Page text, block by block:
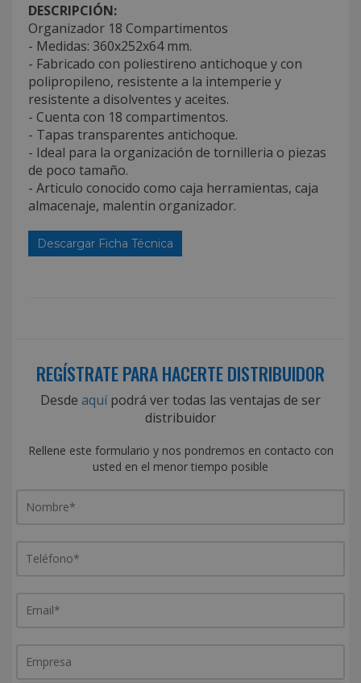
DESCRIPCIÓN:
Organizador 18 Compartimentos
- Medidas: 360x252x64 mm.
- Fabricado con poliestireno antichoque y con
polipropileno, resistente a la intemperie y
resistente a disolventes y aceites.
- Cuenta con 18 compartimentos.
- Tapas transparentes antichoque.
- Ideal para la organización de tornilleria o piezas
de poco tamaño.
- Articulo conocido como caja herramientas, caja
almacenaje, malentin organizador.
Descargar Ficha Técnica
REGÍSTRATE PARA HACERTE DISTRIBUIDOR
Desde aquípodrá ver todas las ventajas de ser
distribuidor
Rellene este formulario y nos pondremos en contacto con
usted en el menor tiempo posible